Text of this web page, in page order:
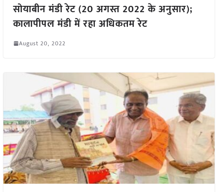
सोयाबीन मंडी रेट (20 अगस्त 2022 के अनुसार);
कालापीपल मंडी में रहा अधिकतम रेट
August 20, 2022